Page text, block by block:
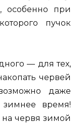
особенно при
пучок
— для тех,
червей
даже
время!
червя зимой